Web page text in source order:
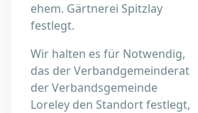
ehem. Gärtnerei Spitzlay
festlegt.
Wir halten es für Notwendig,
das der Verbandgemeinderat
der Verbandsgemeinde
Loreley den Standort festlegt,